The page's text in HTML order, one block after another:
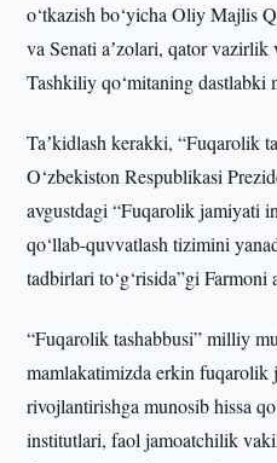
o‘tkazish bo‘yicha Oliy Majlis
va Senati aʼzolari, qator
Tashkiliy qo‘mitaning dastlabki
Taʼkidlash kerakki, “Fuqarolik
O‘zbekiston Respublikasi
avgustdagi “Fuqarolik jamiyati
qo‘llab-quvvatlash tizimini
tadbirlari to‘g‘risida”gi Farmoni
“Fuqarolik tashabbusi” milliy
mamlakatimizda erkin fuqarolik
rivojlantirishga munosib hissa
institutlari, faol jamoatchilik